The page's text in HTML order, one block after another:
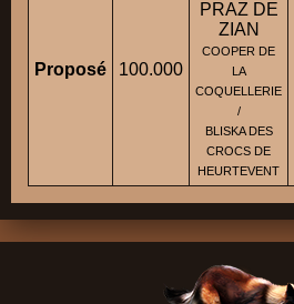
Proposé 100.000
PRAZ DE
ZIAN
COOPER DE
LA
COQUELLERIE
/
BLISKA DES
CROCS DE
HEURTEVENT